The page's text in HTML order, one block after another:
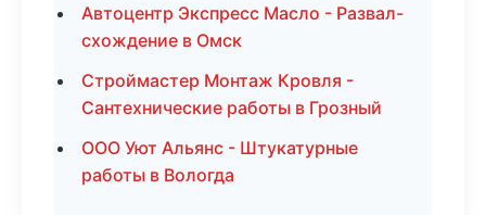
Автоцентр Экспресс Масло - Развал-
схождение в Омск
Строймастер Монтаж Кровля -
Сантехнические работы в Грозный
ООО Уют Альянс - Штукатурные
работы в Вологда